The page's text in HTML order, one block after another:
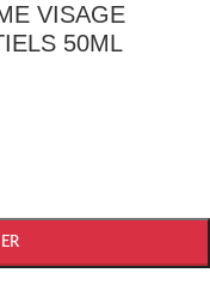
VISAGE
50ML